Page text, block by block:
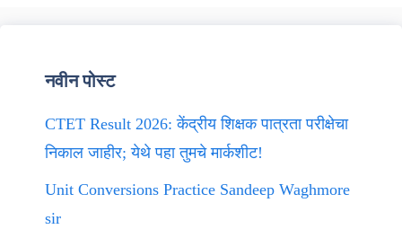
नवीन पोस्ट
CTET Result 2026: केंद्रीय शिक्षक पात्रता परीक्षेचा
निकाल जाहीर; येथे पहा तुमचे मार्कशीट!
Unit Conversions Practice Sandeep Waghmore
sir